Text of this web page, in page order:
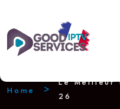
Home
Le Meilleur
26